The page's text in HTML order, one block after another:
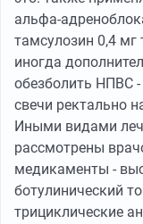
альфа-
тамсулозин 0,4 мг
иногда
обезболить НПВС
свечи ректально
Иными видами
рассмотрены
медикаменты -
ботулинический
трициклические